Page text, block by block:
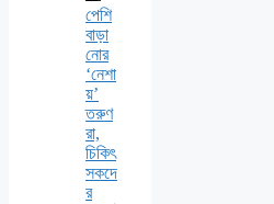
পেশি
বাড়া
নোর
‘নেশা
য়’
তরুণ
রা,
চিকিৎ
সকদে
র